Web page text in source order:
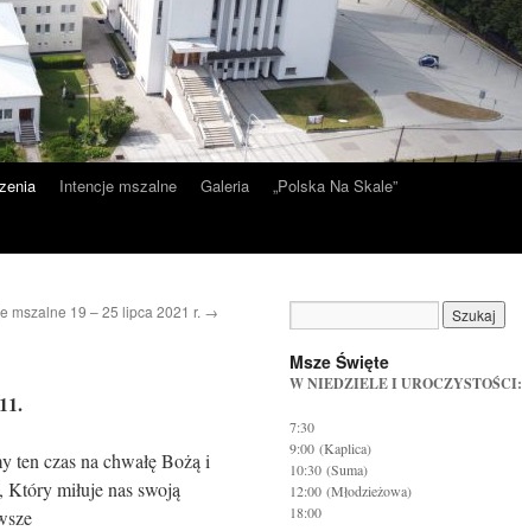
Intencje mszalne Galeria
„Polska Na Skale”
mszalne 19 – 25 lipca 2021 r. →
ten czas na chwałę Bożą i
miłuje nas swoją
Msze Święte
W NIEDZIELE I UROCZYSTOŚCI:
7:30
9:00 (Kaplica)
10:30 (Suma)
12:00 (Młodzieżowa)
18:00